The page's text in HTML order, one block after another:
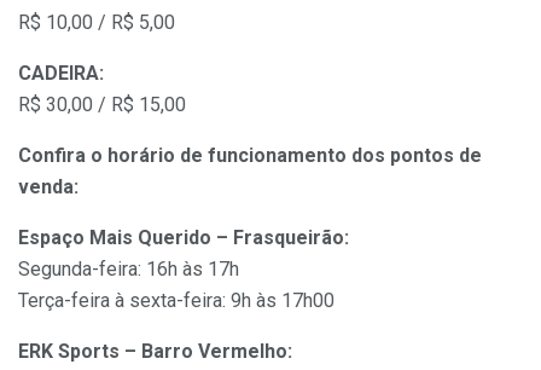
R$ 10,00 / R$ 5,00
CADEIRA:
R$ 30,00 / R$ 15,00
Confira o horário de funcionamento dos pontos de
venda:
Espaço Mais Querido – Frasqueirão:
Segunda-feira: 16h às 17h
Terça-feira à sexta-feira: 9h às 17h00
ERK Sports – Barro Vermelho: